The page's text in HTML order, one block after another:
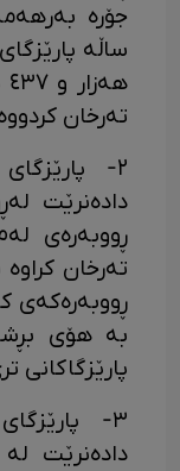
تەرخان
٢-
دادەنرێت
ڕووبەرەی
ڕووبەرەکەی
بە هۆی
پارێزگاکانی
٣-
دادەنرێت